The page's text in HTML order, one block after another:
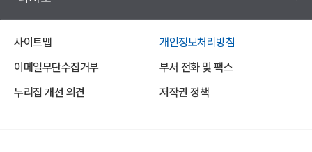
사이트맵
개인정보처리방침
이메일무단수집거부
부서 전화 및 팩스
누리집 개선 의견
저작권 정책